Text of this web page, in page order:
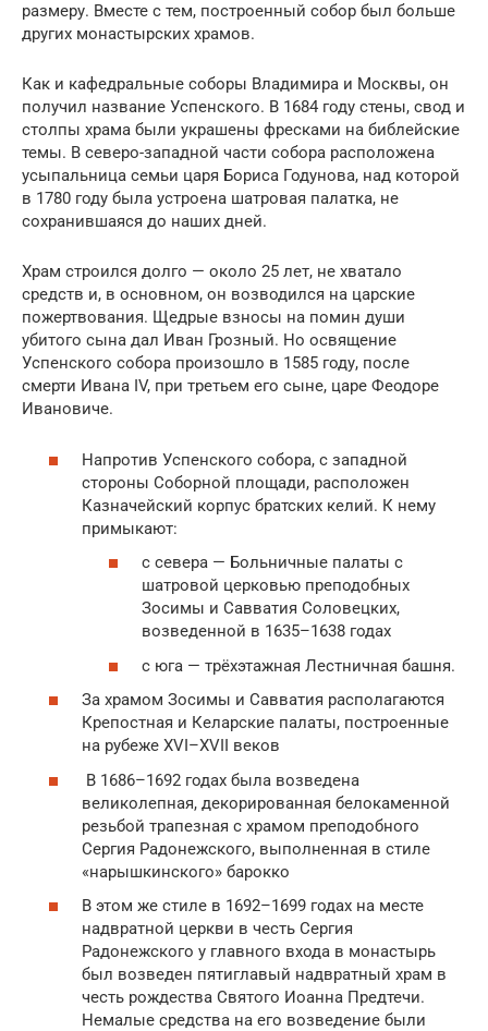
размеру. Вместе с тем, построенный собор был больше
других монастырских храмов.
Как и кафедральные соборы Владимира и Москвы, он
получил название Успенского. В 1684 году стены, свод и
столпы храма были украшены фресками на библейские
темы. В северо-западной части собора расположена
усыпальница семьи царя Бориса Годунова, над которой
в 1780 году была устроена шатровая палатка, не
сохранившаяся до наших дней.
Храм строился долго — около 25 лет, не хватало
средств и, в основном, он возводился на царские
пожертвования. Щедрые взносы на помин души
убитого сына дал Иван Грозный. Но освящение
Успенского собора произошло в 1585 году, после
смерти Ивана IV, при третьем его сыне, царе Феодоре
Ивановиче.
Напротив Успенского собора, с западной
стороны Соборной площади, расположен
Казначейский корпус братских келий. К нему
примыкают:
с севера — Больничные палаты с
шатровой церковью преподобных
Зосимы и Савватия Соловецких,
возведенной в 1635–1638 годах
с юга — трёхэтажная Лестничная башня.
За храмом Зосимы и Савватия располагаются
Крепостная и Келарские палаты, построенные
на рубеже XVI–XVII веков
В 1686–1692 годах была возведена
великолепная, декорированная белокаменной
резьбой трапезная с храмом преподобного
Сергия Радонежского, выполненная в стиле
«нарышкинского» барокко
В этом же стиле в 1692–1699 годах на месте
надвратной церкви в честь Сергия
Радонежского у главного входа в монастырь
был возведен пятиглавый надвратный храм в
честь рождества Святого Иоанна Предтечи.
Немалые средства на его возведение были